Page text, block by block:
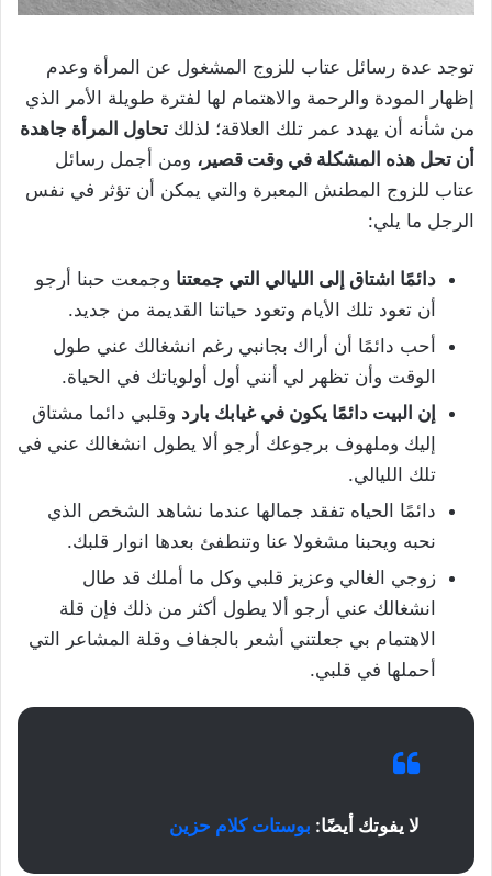
توجد عدة رسائل عتاب للزوج المشغول عن المرأة وعدم
إظهار المودة والرحمة والاهتمام لها لفترة طويلة الأمر الذي
من شأنه أن يهدد عمر تلك العلاقة؛ لذلك تحاول المرأة جاهدة
أن تحل هذه المشكلة في وقت قصير، ومن أجمل رسائل
عتاب للزوج المطنش المعبرة والتي يمكن أن تؤثر في نفس
الرجل ما يلي:
دائمًا اشتاق إلى الليالي التي جمعتنا وجمعت حبنا أرجو
أن تعود تلك الأيام وتعود حياتنا القديمة من جديد.
أحب دائمًا أن أراك بجانبي رغم انشغالك عني طول
الوقت وأن تظهر لي أنني أول أولوياتك في الحياة.
إن البيت دائمًا يكون في غيابك بارد وقلبي دائما مشتاق
إليك وملهوف برجوعك أرجو ألا يطول انشغالك عني في
تلك الليالي.
دائمًا الحياه تفقد جمالها عندما نشاهد الشخص الذي
نحبه ويحبنا مشغولا عنا وتنطفئ بعدها انوار قلبك.
زوجي الغالي وعزيز قلبي وكل ما أملك قد طال
انشغالك عني أرجو ألا يطول أكثر من ذلك فإن قلة
الاهتمام بي جعلتني أشعر بالجفاف وقلة المشاعر التي
أحملها في قلبي.
لا يفوتك أيضًا: بوستات كلام حزين